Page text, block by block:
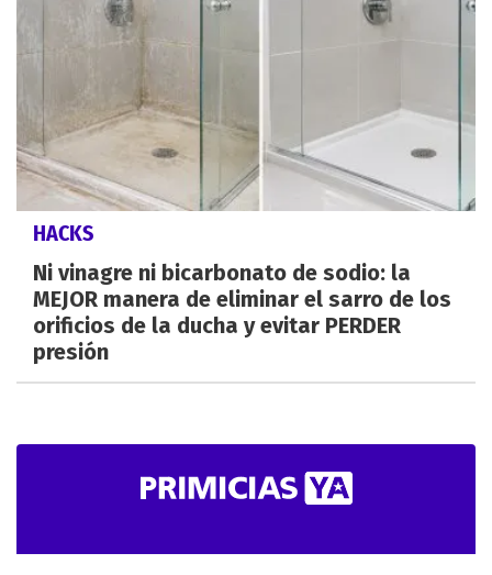
HACKS
Ni vinagre ni bicarbonato de sodio: la
MEJOR manera de eliminar el sarro de los
orificios de la ducha y evitar PERDER
presión